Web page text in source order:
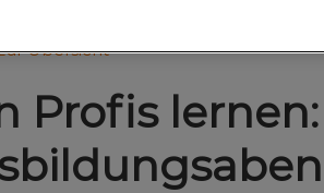
Übersicht
Profis lernen: